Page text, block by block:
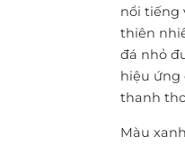
nổi tiếng
thiên
đá nhỏ
hiệu ứng
thanh
Màu